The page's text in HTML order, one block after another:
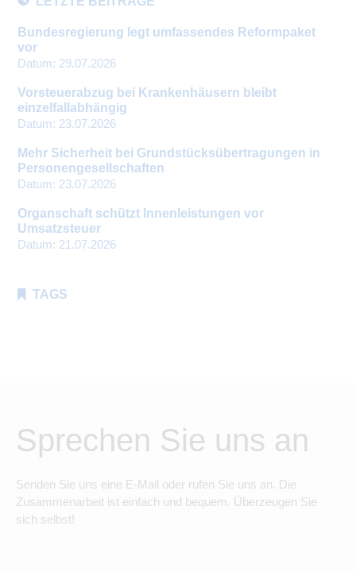
Bundesregierung legt umfassendes Reformpaket
vor
Datum: 29.07.2026
Vorsteuerabzug bei Krankenhäusern bleibt
einzelfallabhängig
Datum: 23.07.2026
Mehr Sicherheit bei Grundstücksübertragungen in
Personengesellschaften
Datum: 23.07.2026
Organschaft schützt Innenleistungen vor
Umsatzsteuer
Datum: 21.07.2026
TAGS
Sprechen Sie uns an
Senden Sie uns eine E-Mail oder rufen Sie uns an. Die
Zusammenarbeit ist einfach und bequem. Überzeugen Sie
sich selbst!